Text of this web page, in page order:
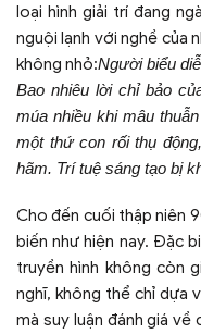
loại hình giải trí đang
nguội lạnh với nghề của
không nhỏ:Người biểu
Bao nhiêu lời chỉ bảo
múa nhiều khi mâu
một thứ con rối thụ
hãm. Trí tuệ sáng tạo bị
Cho đến cuối thập niên
biến như hiện nay. Đặc
truyền hình không còn
nghĩ, không thể chỉ dựa
mà suy luận đánh giá